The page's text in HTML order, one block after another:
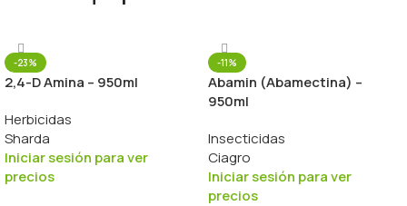
-23%
2,4-D Amina – 950ml
Herbicidas
Sharda
Iniciar sesión para ver
precios
-11%
Abamin (Abamectina) –
950ml
Insecticidas
Ciagro
Iniciar sesión para ver
precios